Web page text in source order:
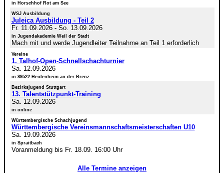
in Horschhof Rot am See
WSJ Ausbildung
Juleica Ausbildung - Teil 2
Fr. 11.09.2026- So. 13.09.2026
in Jugendakademie Weil der Stadt
Mach mit und werde Jugendleiter Teilnahme an Teil 1 erforderlich
Vereine
1. Talhof-Open-Schnellschachturnier
Sa. 12.09.2026
in 89522 Heidenheim an der Brenz
Bezirksjugend Stuttgart
13. Talentstützpunkt-Training
Sa. 12.09.2026
in online
Württembergische Schachjugend
Württembergische Vereinsmannschaftsmeisterschaften U10
Sa. 19.09.2026
in Spraitbach
Voranmeldung bis Fr. 18.09. 16:00 Uhr
Alle Termine anzeigen